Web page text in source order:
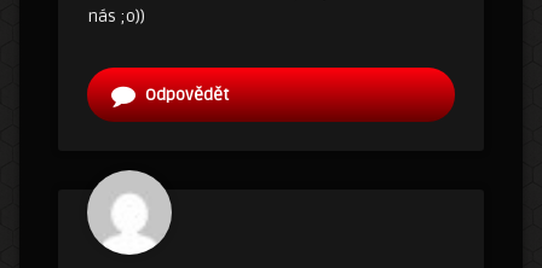
nás ;o))
Odpovědět